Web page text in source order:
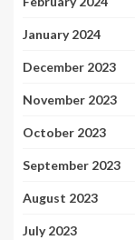
January 2024
December 2023
November 2023
October 2023
September 2023
August 2023
July 2023